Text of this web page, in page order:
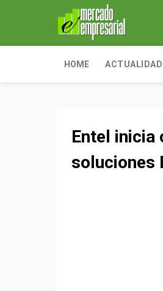
HOME ACTUALIDAD
Entel inicia
soluciones